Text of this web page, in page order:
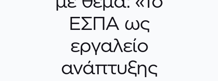
ΕΣΠΑ ως
εργαλείο
ανάπτυξης